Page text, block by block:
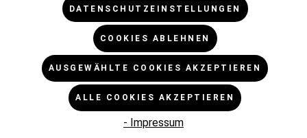
RECHTLICHES
* Alle Preise exkl. gesetzl. Mehrwertsteuer zzgl.
Versandkosten
und ggf. Nachnahmegebühren, wenn nicht
anders angegeben.
DATENSCHUTZEINSTELLUNGEN
COOKIES ABLEHNEN
AUSGEWÄHLTE COOKIES AKZEPTIEREN
ALLE COOKIES AKZEPTIEREN
- Impressum